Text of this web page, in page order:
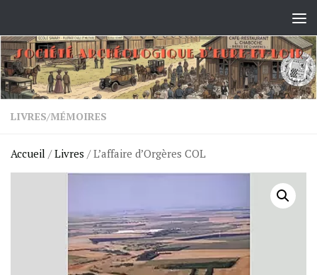
LIVRES/MÉMOIRES
Accueil /Livres / L’affaire d’Orgères COL